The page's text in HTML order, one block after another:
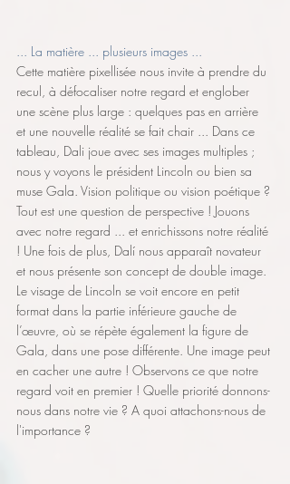
... La matière ... plusieurs images ...
Cette matière pixellisée nous invite à prendre du
recul, à défocaliser notre regard et englober
une scène plus large : quelques pas en arrière
et une nouvelle réalité se fait chair ... Dans ce
tableau, Dali joue avec ses images multiples ;
nous y voyons le président Lincoln ou bien sa
muse Gala. Vision politique ou vision poétique ?
Tout est une question de perspective ! Jouons
avec notre regard ... et enrichissons notre réalité
! Une fois de plus, Dalí nous apparaît novateur
et nous présente son concept de double image.
Le visage de Lincoln se voit encore en petit
format dans la partie inférieure gauche de
l’œuvre, où se répète également la figure de
Gala, dans une pose différente. Une image peut
en cacher une autre ! Observons ce que notre
regard voit en premier ! Quelle priorité donnons-
nous dans notre vie ? A quoi attachons-nous de
l'importance ?